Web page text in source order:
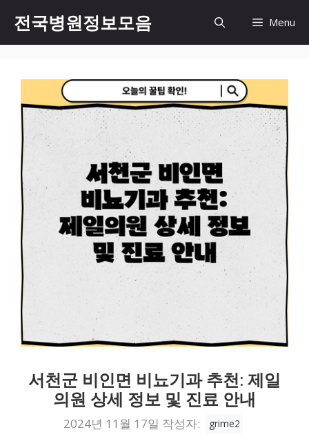
츠
전국병원정보모음 Menu
서천군 비인면 비뇨기과 추천: 제일
의원 상세 정보 및 진료 안내
2024년 11월 17일 작성자: grime2